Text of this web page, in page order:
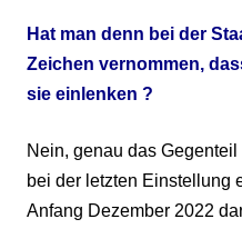
Hat man denn bei der
Zeichen vernommen,
sie einlenken ?
Nein, genau das
bei der letzten Einstellung
Anfang Dezember 2022